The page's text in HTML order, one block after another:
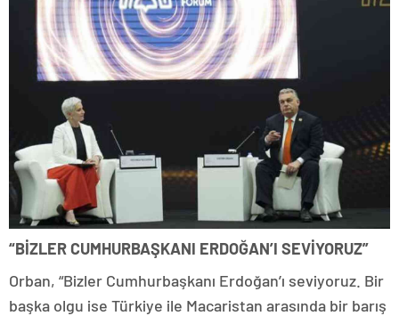
“BİZLER CUMHURBAŞKANI ERDOĞAN’I SEVİYORUZ”
Orban, “Bizler Cumhurbaşkanı Erdoğan’ı seviyoruz. Bir
başka olgu ise Türkiye ile Macaristan arasında bir barış